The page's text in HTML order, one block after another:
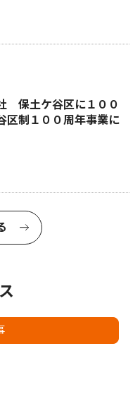
保土ケ谷区に１００
制１００周年事業に